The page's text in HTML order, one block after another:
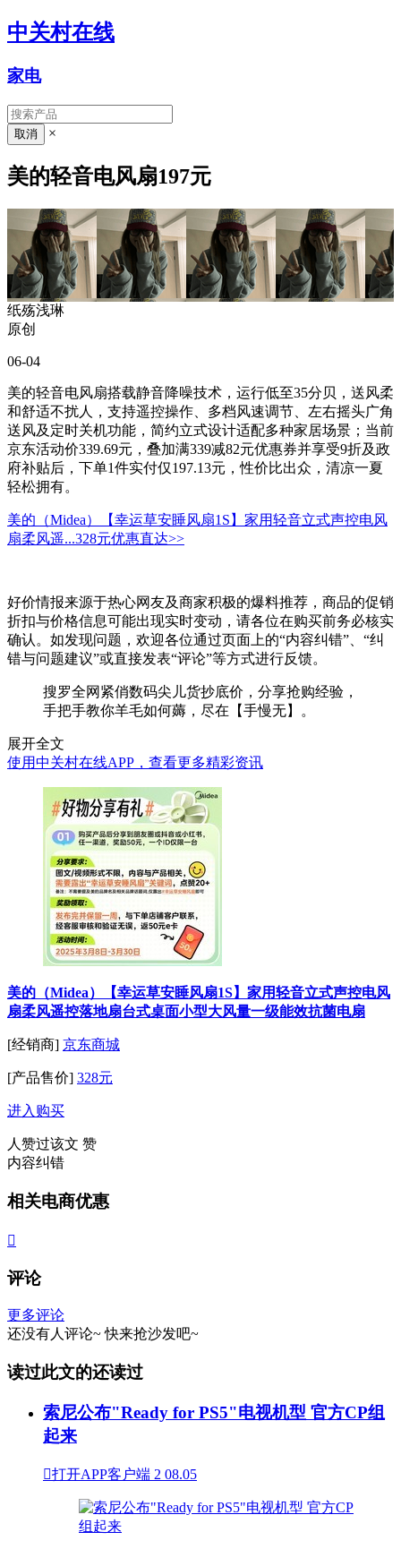
中关村在线
家电
×
美的轻音电风扇197元
纸殇浅琳
原创
06-04
美的轻音电风扇搭载静音降噪技术，运行低至35分贝，送风柔
和舒适不扰人，支持遥控操作、多档风速调节、左右摇头广角
送风及定时关机功能，简约立式设计适配多种家居场景；当前
京东活动价339.69元，叠加满339减82元优惠券并享受9折及政
府补贴后，下单1件实付仅197.13元，性价比出众，清凉一夏
轻松拥有。
美的（Midea）【幸运草安睡风扇1S】家用轻音立式声控电风
扇柔风遥...328元优惠直达>>
好价情报来源于热心网友及商家积极的爆料推荐，商品的促销
折扣与价格信息可能出现实时变动，请各位在购买前务必核实
确认。如发现问题，欢迎各位通过页面上的“内容纠错”、“纠
错与问题建议”或直接发表“评论”等方式进行反馈。
搜罗全网紧俏数码尖儿货抄底价，分享抢购经验，
手把手教你羊毛如何薅，尽在【手慢无】。
展开全文
使用中关村在线APP，查看更多精彩资讯
美的（Midea）【幸运草安睡风扇1S】家用轻音立式声控电风
扇柔风遥控落地扇台式桌面小型大风量一级能效抗菌电扇
[经销商] 京东商城
[产品售价] 328元
进入购买
人赞过该文 赞
内容纠错
相关电商优惠

评论
更多评论
还没有人评论~ 快来抢沙发吧~
读过此文的还读过
索尼公布"Ready for PS5"电视机型 官方CP组
起来
打开APP客户端 2 08.05